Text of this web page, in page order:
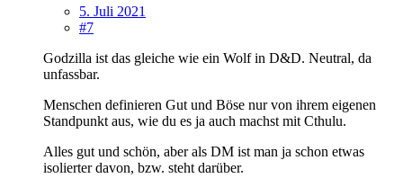
5. Juli 2021
#7
Godzilla ist das gleiche wie ein Wolf in D&D. Neutral, da
unfassbar.
Menschen definieren Gut und Böse nur von ihrem eigenen
Standpunkt aus, wie du es ja auch machst mit Cthulu.
Alles gut und schön, aber als DM ist man ja schon etwas
isolierter davon, bzw. steht darüber.